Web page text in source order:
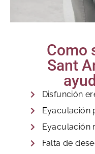
Como
Sant
Disfunción
Eyaculación
Eyaculación
Falta de